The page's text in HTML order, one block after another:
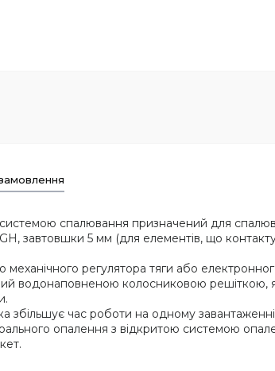
спалювання призначений для
завтовшки 5 мм (для елементів, що
регулятора тяги або
водонаповненою колосниковою решіткою,
збільшує час роботи на одному
опалення з відкритою системою